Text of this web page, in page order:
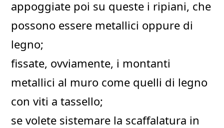
appoggiate poi su queste i ripiani, che
possono essere metallici oppure di
legno;
fissate, ovviamente, i montanti
metallici al muro come quelli di legno
con viti a tassello;
se volete sistemare la scaffalatura in